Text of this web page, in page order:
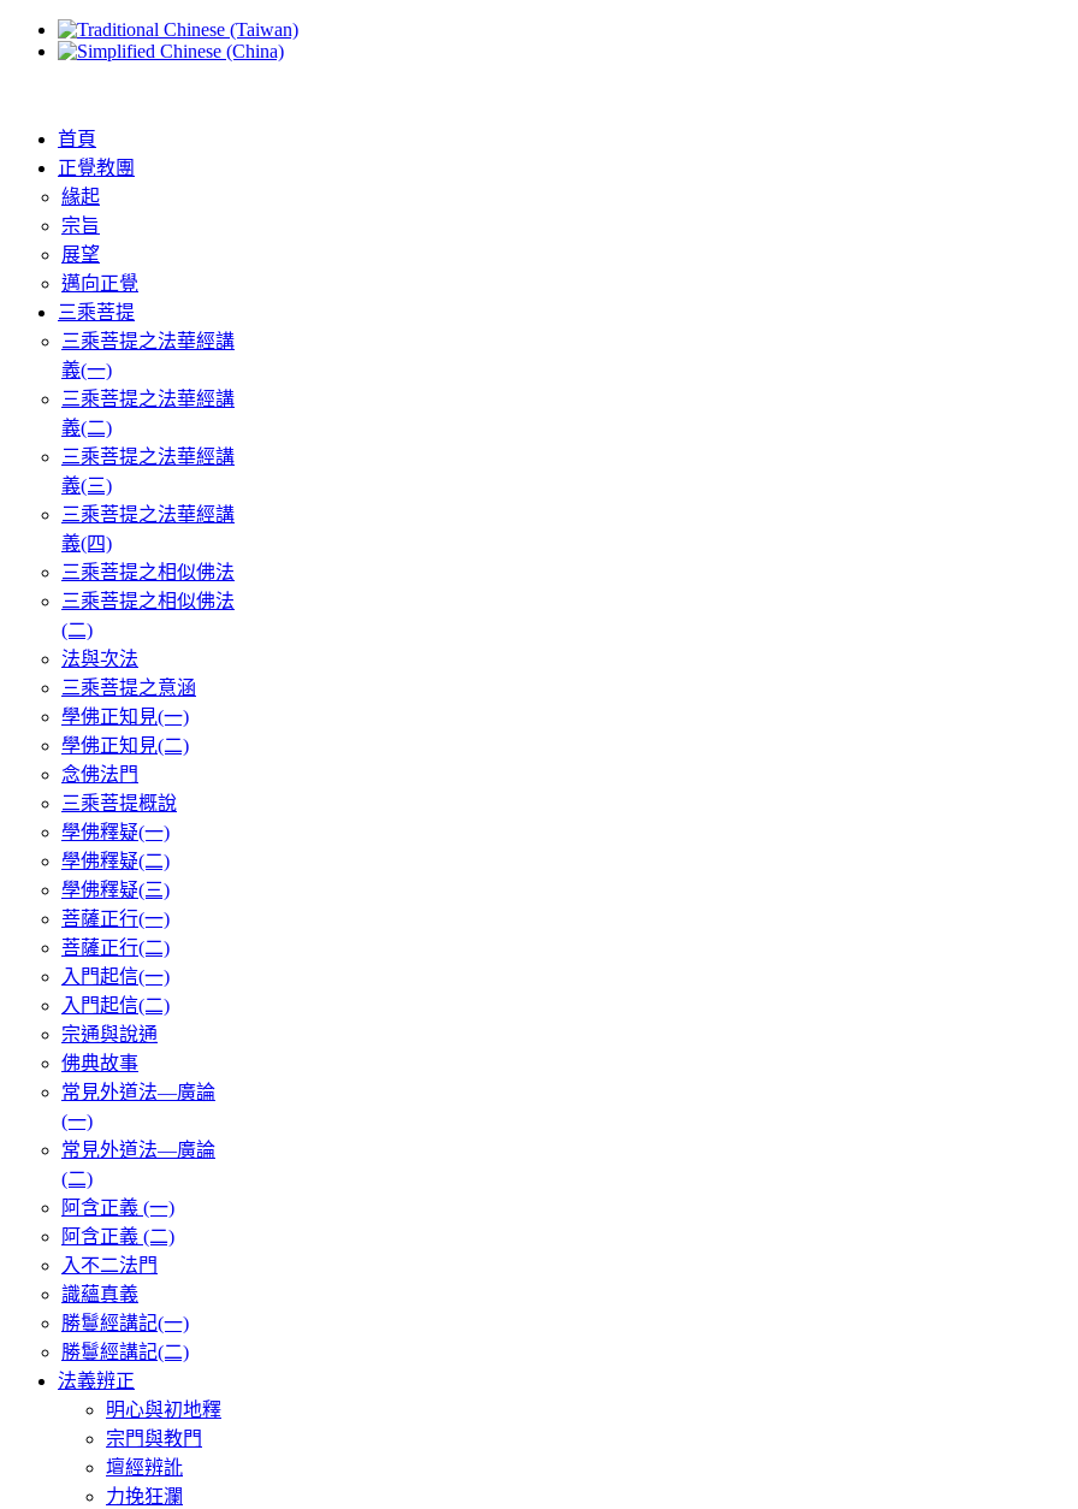
首頁
正覺教團
緣起
宗旨
展望
邁向正覺
三乘菩提
三乘菩提之法華經講
義(一)
三乘菩提之法華經講
義(二)
三乘菩提之法華經講
義(三)
三乘菩提之法華經講
義(四)
三乘菩提之相似佛法
三乘菩提之相似佛法
(二)
法與次法
三乘菩提之意涵
學佛正知見(一)
學佛正知見(二)
念佛法門
三乘菩提概說
學佛釋疑(一)
學佛釋疑(二)
學佛釋疑(三)
菩薩正行(一)
菩薩正行(二)
入門起信(一)
入門起信(二)
宗通與說通
佛典故事
常見外道法—廣論
(一)
常見外道法—廣論
(二)
阿含正義 (一)
阿含正義 (二)
入不二法門
識蘊真義
勝鬘經講記(一)
勝鬘經講記(二)
法義辨正
明心與初地釋
宗門與教門
壇經辨訛
力挽狂瀾